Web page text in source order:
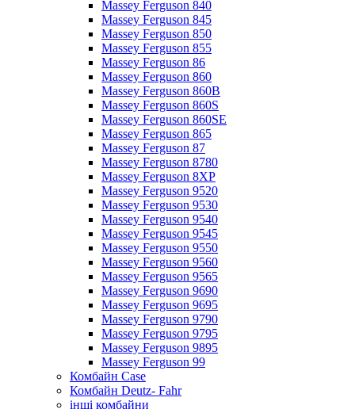
Massey Ferguson 840
Massey Ferguson 845
Massey Ferguson 850
Massey Ferguson 855
Massey Ferguson 86
Massey Ferguson 860
Massey Ferguson 860B
Massey Ferguson 860S
Massey Ferguson 860SE
Massey Ferguson 865
Massey Ferguson 87
Massey Ferguson 8780
Massey Ferguson 8XP
Massey Ferguson 9520
Massey Ferguson 9530
Massey Ferguson 9540
Massey Ferguson 9545
Massey Ferguson 9550
Massey Ferguson 9560
Massey Ferguson 9565
Massey Ferguson 9690
Massey Ferguson 9695
Massey Ferguson 9790
Massey Ferguson 9795
Massey Ferguson 9895
Massey Ferguson 99
Комбайн Case
Комбайн Deutz- Fahr
інші комбайни